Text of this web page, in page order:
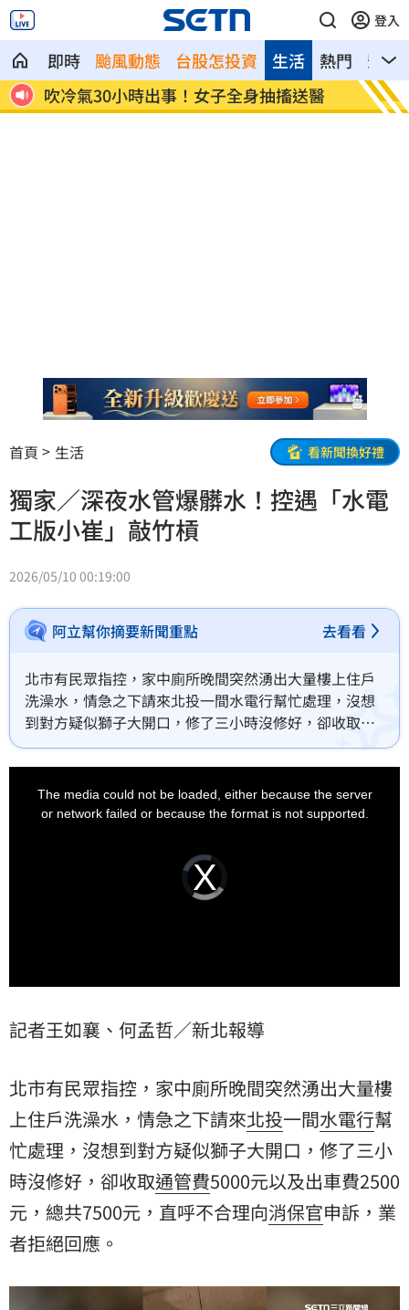
登入
即時 颱風動態 台股怎投資 熱門 影音
生活
成
吹冷氣30小時出事！女子全身抽搐送醫
政府
棄
首頁 生活 看新聞換好禮
獨家／深夜水管爆髒水！控遇「水電
工版小崔」敲竹槓
2026/05/10 00:19:00
阿立幫你摘要新聞重點 去看看
北市有民眾指控，家中廁所晚間突然湧出大量樓上住戶
洗澡水，情急之下請來北投一間水電行幫忙處理，沒想
到對方疑似獅子大開口，修了三小時沒修好，卻收取通
管費5000元以及出車費2500元，總共7500元，直呼不
合理向消保官申訴，業者拒絕回應。
Video
Player
loading.
The media could not be loaded, either because the server
or network failed or because the format is not supported.
記者王如襄、何孟哲／新北報導
北市有民眾指控，家中廁所晚間突然湧出大量樓
上住戶洗澡水，情急之下請來北投一間水電行幫
忙處理，沒想到對方疑似獅子大開口，修了三小
時沒修好，卻收取通管費5000元以及出車費2500
元，總共7500元，直呼不合理向消保官申訴，業
者拒絕回應。